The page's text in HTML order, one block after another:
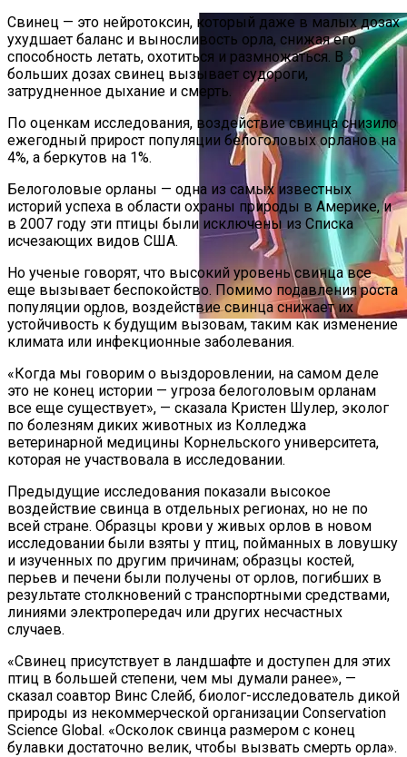
Новая Технология «изогнутого» Света
Беспроводной Связи
Свинец — это нейротоксин, который даже в малых дозах
ухудшает баланс и выносливость орла, снижая его
способность летать, охотиться и размножаться. В
больших дозах свинец вызывает судороги,
затрудненное дыхание и смерть.
По оценкам исследования, воздействие свинца снизило
ежегодный прирост популяции белоголовых орланов на
4%, а беркутов на 1%.
Белоголовые орланы — одна из самых известных
историй успеха в области охраны природы в Америке, и
в 2007 году эти птицы были исключены из Списка
исчезающих видов США.
Но ученые говорят, что высокий уровень свинца все
еще вызывает беспокойство. Помимо подавления роста
популяции орлов, воздействие свинца снижает их
устойчивость к будущим вызовам, таким как изменение
климата или инфекционные заболевания.
«Когда мы говорим о выздоровлении, на самом деле
это не конец истории — угроза белоголовым орланам
все еще существует», — сказала Кристен Шулер, эколог
по болезням диких животных из Колледжа
ветеринарной медицины Корнельского университета,
которая не участвовала в исследовании.
Предыдущие исследования показали высокое
воздействие свинца в отдельных регионах, но не по
всей стране. Образцы крови у живых орлов в новом
исследовании были взяты у птиц, пойманных в ловушку
и изученных по другим причинам; образцы костей,
перьев и печени были получены от орлов, погибших в
результате столкновений с транспортными средствами,
линиями электропередач или других несчастных
случаев.
«Свинец присутствует в ландшафте и доступен для этих
птиц в большей степени, чем мы думали ранее», —
сказал соавтор Винс Слейб, биолог-исследователь дикой
природы из некоммерческой организации Conservation
Science Global. «Осколок свинца размером с конец
булавки достаточно велик, чтобы вызвать смерть орла».